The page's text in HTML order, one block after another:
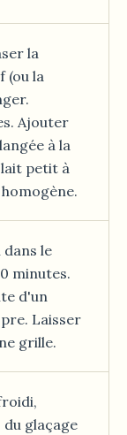
la
(ou la
Ajouter
à la
lait petit à
le
minutes.
d'un
Laisser
grille.
glaçage